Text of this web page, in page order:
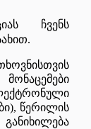
ჩვენს
წერილის